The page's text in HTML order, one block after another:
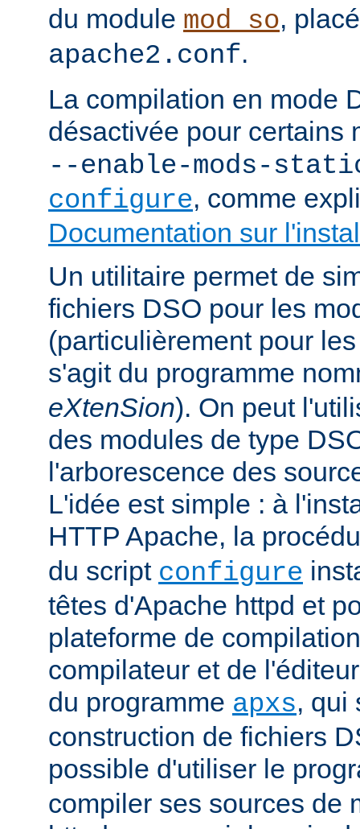
du module mod_so,
apache2.conf.
La compilation en mode
désactivée pour certains
--enable-mods-
configure, comme
Documentation sur
Un utilitaire permet de
fichiers DSO pour les
(particulièrement pour
s'agit du programme
eXtenSion). On peut
des modules de type
l'arborescence des
L'idée est simple : à
HTTP Apache, la
du script configure
têtes d'Apache httpd et
plateforme de
compilateur et de
du programme apxs, qui
construction de fichiers
possible d'utiliser le
compiler ses sources de